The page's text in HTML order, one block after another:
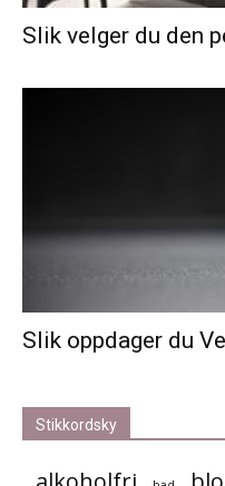
Slik velger du den
Slik oppdager du
Stikkordsky